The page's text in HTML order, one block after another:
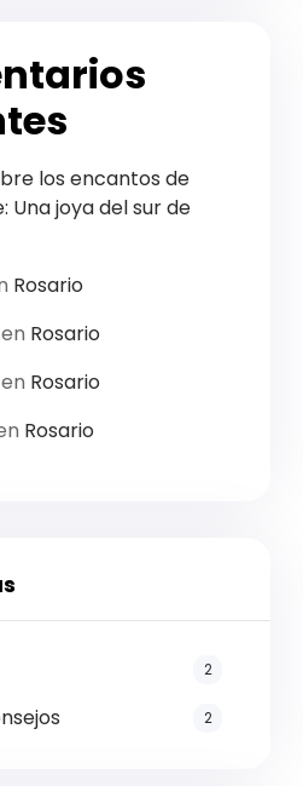
los encantos de
Una joya del sur de
Rosario
en Rosario
en Rosario
Rosario
2
2